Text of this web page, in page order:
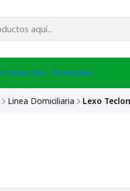
Ferreteria
Linea Domiciliaria Lexo